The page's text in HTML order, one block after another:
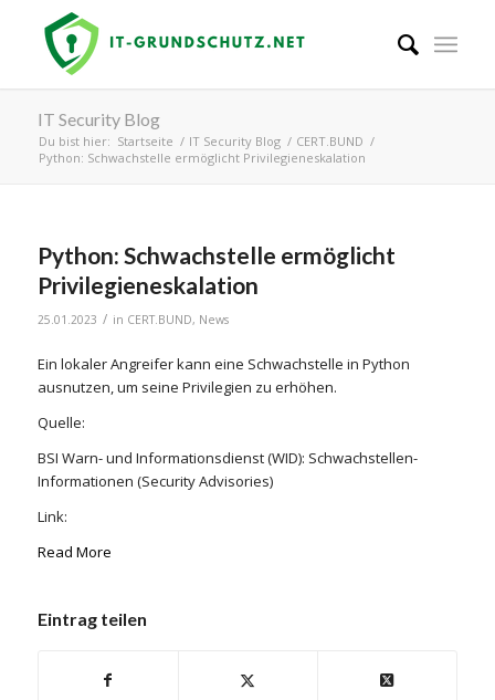
IT Security Blog
Du bist hier: Startseite / IT Security Blog / CERT.BUND /
Python: Schwachstelle ermöglicht Privilegieneskalation
Python: Schwachstelle ermöglicht
Privilegieneskalation
25.01.2023 / in CERT.BUND, News
Ein lokaler Angreifer kann eine Schwachstelle in Python
ausnutzen, um seine Privilegien zu erhöhen.
Quelle:
BSI Warn- und Informationsdienst (WID): Schwachstellen-
Informationen (Security Advisories)
Link:
Read More
Eintrag teilen